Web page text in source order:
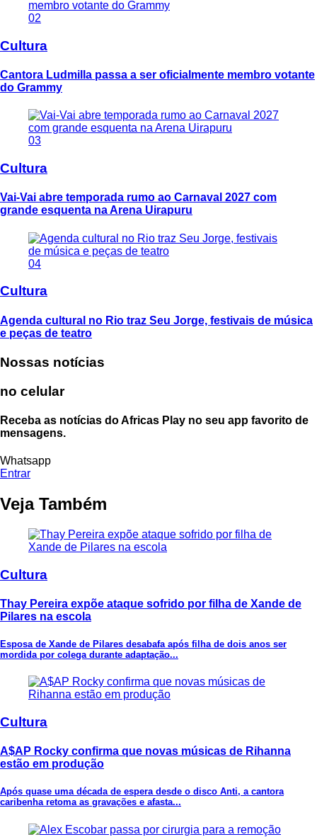
02
Cultura
Cantora Ludmilla passa a ser oficialmente membro votante
do Grammy
03
Cultura
Vai-Vai abre temporada rumo ao Carnaval 2027 com
grande esquenta na Arena Uirapuru
04
Cultura
Agenda cultural no Rio traz Seu Jorge, festivais de música
e peças de teatro
Nossas notícias
no celular
Receba as notícias do Africas Play no seu app favorito de
mensagens.
Whatsapp
Entrar
Veja Também
Cultura
Thay Pereira expõe ataque sofrido por filha de Xande de
Pilares na escola
Esposa de Xande de Pilares desabafa após filha de dois anos ser
mordida por colega durante adaptação...
Cultura
A$AP Rocky confirma que novas músicas de Rihanna
estão em produção
Após quase uma década de espera desde o disco Anti, a cantora
caribenha retoma as gravações e afasta...